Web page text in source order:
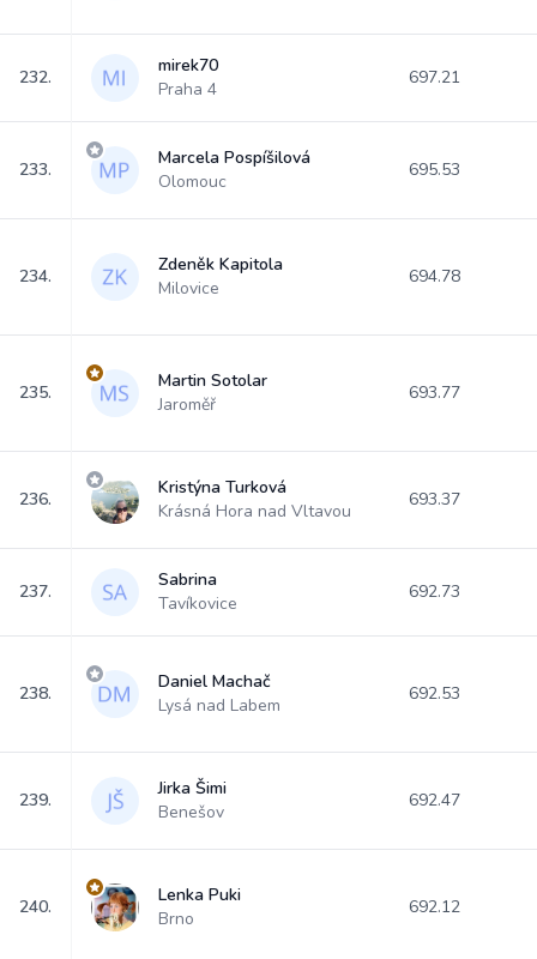
232.
mirek70
Praha 4
697.21
233.
Marcela Pospíšilová
Olomouc
695.53
234.
Zdeněk Kapitola
Milovice
694.78
235.
Martin Sotolar
Jaroměř
693.77
236.
Kristýna Turková
Krásná Hora nad Vltavou
693.37
237.
Sabrina
Tavíkovice
692.73
238.
Daniel Machač
Lysá nad Labem
692.53
239.
Jirka Šimi
Benešov
692.47
240.
Lenka Puki
Brno
692.12